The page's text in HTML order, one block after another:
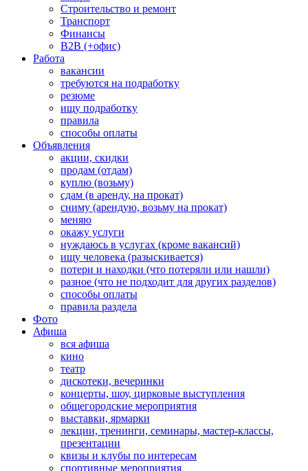
Строительство и ремонт
Транспорт
Финансы
B2B (+офис)
Работа
вакансии
требуются на подработку
резюме
ищу подработку
правила
способы оплаты
Объявления
акции, скидки
продам (отдам)
куплю (возьму)
сдам (в аренду, на прокат)
сниму (арендую, возьму на прокат)
меняю
окажу услуги
нуждаюсь в услугах (кроме вакансий)
ищу человека (разыскивается)
потери и находки (что потеряли или нашли)
разное (что не подходит для других разделов)
способы оплаты
правила раздела
Фото
Афиша
вся афиша
кино
театр
дискотеки, вечеринки
концерты, шоу, цирковые выступления
общегородские мероприятия
выставки, ярмарки
лекции, тренинги, семинары, мастер-классы,
презентации
квизы и клубы по интересам
спортивные мероприятия